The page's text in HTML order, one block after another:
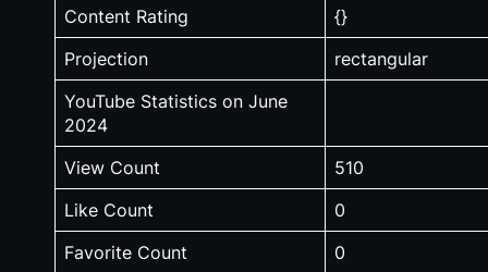
Content Rating
{}
Projection
rectangular
YouTube Statistics on June
2024
View Count
510
Like Count
0
Favorite Count
0